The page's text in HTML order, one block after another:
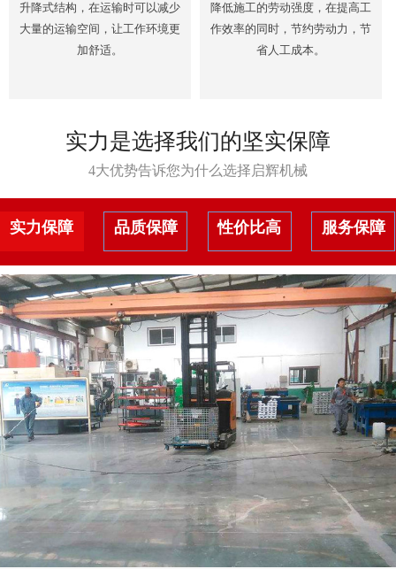
升降式结构，在运输时可以减少
大量的运输空间，让工作环境更
加舒适。
降低施工的劳动强度，在提高工
作效率的同时，节约劳动力，节
省人工成本。
实力是选择我们的坚实保障
4大优势告诉您为什么选择启辉机械
实力保障 品质保障 性价比高 服务保障